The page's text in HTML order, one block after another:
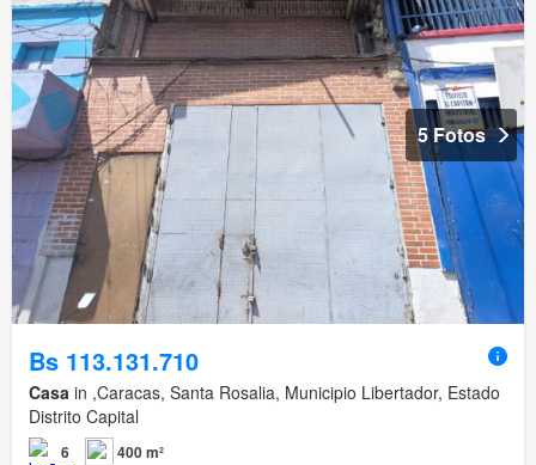
5 Fotos
Bs 113.131.710
Casa in ,Caracas, Santa Rosalia, Municipio Libertador, Estado
Distrito Capital
6 400 m²